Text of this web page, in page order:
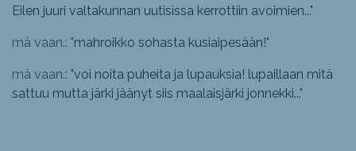
Eilen juuri valtakunnan uutisissa kerrottiin avoimien..."
mä vaan.: "mahroikko sohasta kusiaipesään!"
mä vaan.: "voi noita puheita ja lupauksia! lupaillaan mitä
sattuu mutta järki jäänyt siis maalaisjärki jonnekki..."